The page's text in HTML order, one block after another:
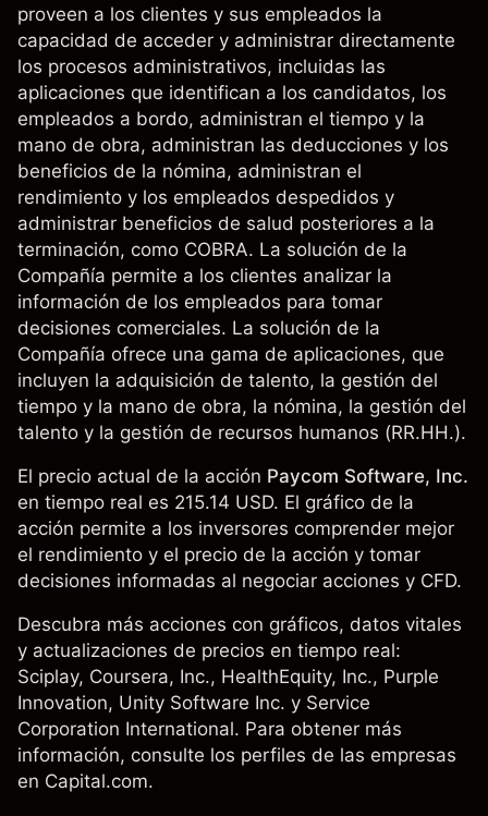
proveen a los clientes y sus empleados la
capacidad de acceder y administrar directamente
los procesos administrativos, incluidas las
aplicaciones que identifican a los candidatos, los
empleados a bordo, administran el tiempo y la
mano de obra, administran las deducciones y los
beneficios de la nómina, administran el
rendimiento y los empleados despedidos y
administrar beneficios de salud posteriores a la
terminación, como COBRA. La solución de la
Compañía permite a los clientes analizar la
información de los empleados para tomar
decisiones comerciales. La solución de la
Compañía ofrece una gama de aplicaciones, que
incluyen la adquisición de talento, la gestión del
tiempo y la mano de obra, la nómina, la gestión del
talento y la gestión de recursos humanos (RR.HH.).
El precio actual de la acción Paycom Software, Inc.
en tiempo real es 215.14 USD. El gráfico de la
acción permite a los inversores comprender mejor
el rendimiento y el precio de la acción y tomar
decisiones informadas al negociar acciones y CFD.
Descubra más acciones con gráficos, datos vitales
y actualizaciones de precios en tiempo real:
Sciplay, Coursera, Inc., HealthEquity, Inc., Purple
Innovation, Unity Software Inc. y Service
Corporation International. Para obtener más
información, consulte los perfiles de las empresas
en Capital.com.